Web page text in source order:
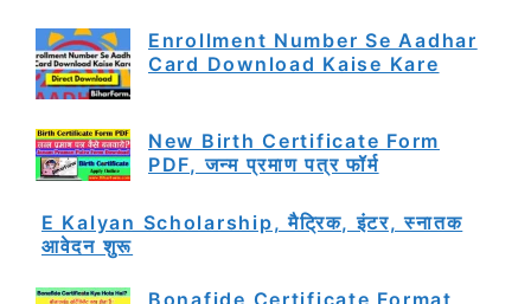
Enrollment Number Se Aadhar
Card Download Kaise Kare
New Birth Certificate Form
PDF, जन्म प्रमाण पत्र फॉर्म
E Kalyan Scholarship, मैट्रिक, इंटर, स्नातक
आवेदन शुरू